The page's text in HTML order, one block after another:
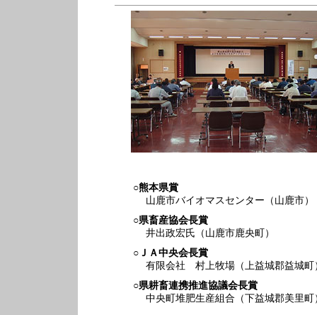
○熊本県賞
山鹿市バイオマスセンター（山鹿市）
○県畜産協会長賞
井出政宏氏（山鹿市鹿央町）
○ ＪＡ中央会長賞
有限会社 村上牧場（上益城郡益城町
○県耕畜連携推進協議会長賞
中央町堆肥生産組合（下益城郡美里町